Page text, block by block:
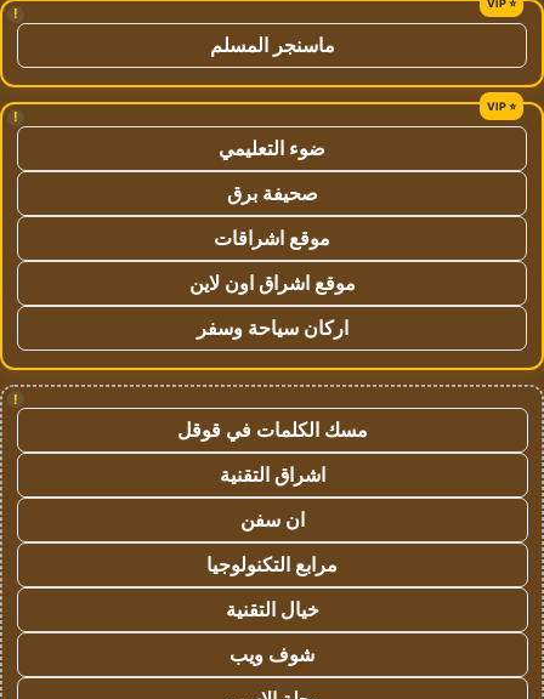
!
ماسنجر المسلم
!
ضوء التعليمي
صحيفة برق
موقع اشراقات
موقع اشراق اون لاين
اركان سياحة وسفر
!
مسك الكلمات في قوقل
اشراق التقنية
ان سفن
مرابع التكنولوجيا
خيال التقنية
شوف ويب